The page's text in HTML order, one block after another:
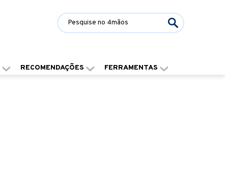
RECOMENDAÇÕES FERRAMENTAS